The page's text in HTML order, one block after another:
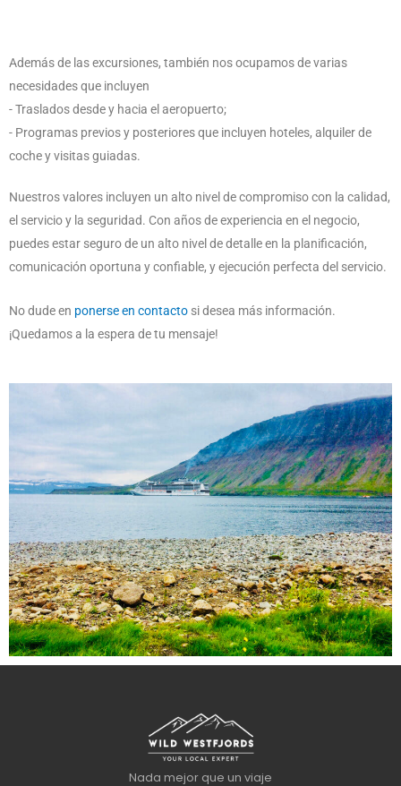
Además de las excursiones, también nos ocupamos de varias
necesidades que incluyen
- Traslados desde y hacia el aeropuerto;
- Programas previos y posteriores que incluyen hoteles, alquiler de
coche y visitas guiadas.
Nuestros valores incluyen un alto nivel de compromiso con la calidad,
el servicio y la seguridad. Con años de experiencia en el negocio,
puedes estar seguro de un alto nivel de detalle en la planificación,
comunicación oportuna y confiable, y ejecución perfecta del servicio.
No dude en ponerse en contacto si desea más información.
¡Quedamos a la espera de tu mensaje!
Nada mejor que un viaje